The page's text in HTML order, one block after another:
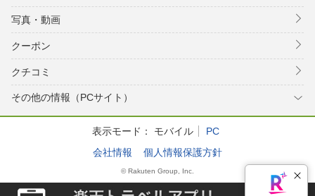
写真・動画
クーポン
クチコミ
その他の情報（PCサイト）
表示モード： モバイル
PC
会社情報
個人情報保護方針
© Rakuten Group, Inc.